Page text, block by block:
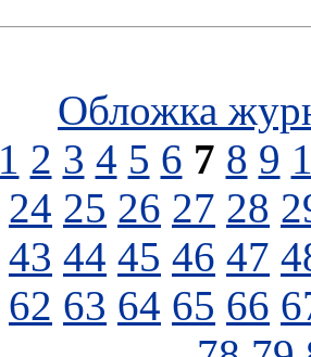
Обложка
1 2 3 4 5 6 7 8 9
24 25 26 27 28
43 44 45 46 47
62 63 64 65 66